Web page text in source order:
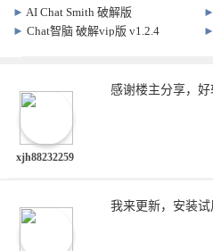
► AI Chat Smith 破解版
v8.251020.2 手机端ChatGpt软件
►Chat智脑 破解vip版 v1.2.4 ►
xjh88232259
感谢楼主分享，好
我来更新，安装试